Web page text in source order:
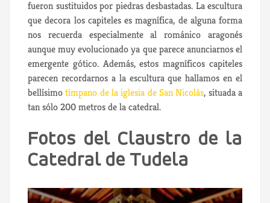
fueron sustituidos por piedras desbastadas. La escultura
que decora los capiteles es magnífica, de alguna forma
nos recuerda especialmente al románico aragonés
aunque muy evolucionado ya que parece anunciarnos el
emergente gótico. Además, estos magníficos capiteles
parecen recordarnos a la escultura que hallamos en el
bellísimotímpano de la iglesia de San Nicolás, situada a
tan sólo 200 metros de la catedral.
Fotos del Claustro de la
Catedral de Tudela